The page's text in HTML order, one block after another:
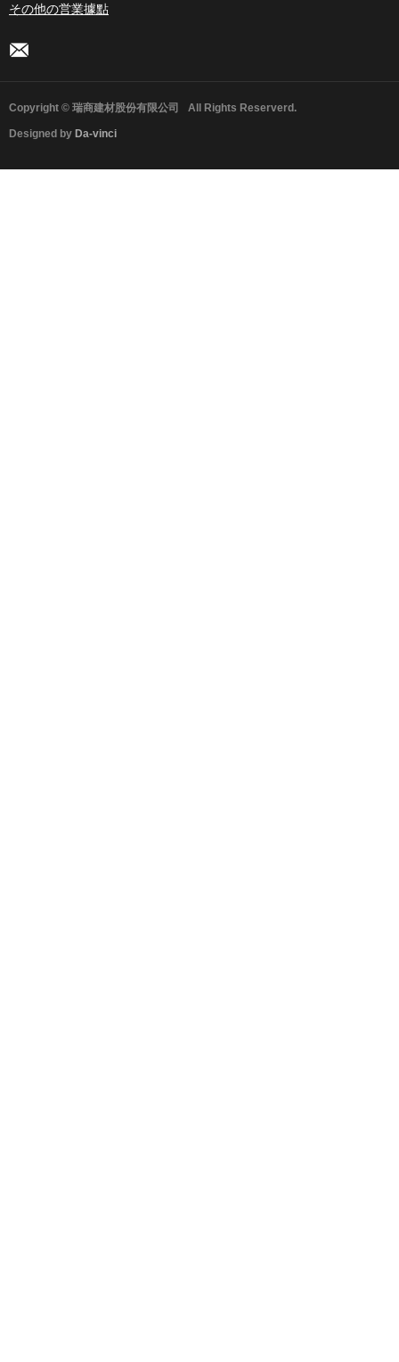
その他の営業據點
Copyright © 瑞商建材股份有限公司 All Rights Reserverd.
Designed by Da-vinci